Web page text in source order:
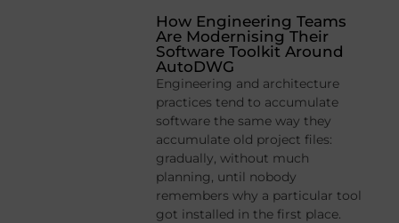
How Engineering Teams
Are Modernising Their
Software Toolkit Around
AutoDWG
Engineering and architecture
practices tend to accumulate
software the same way they
accumulate old project files:
gradually, without much
planning, until nobody
remembers why a particular tool
got installed in the first place.